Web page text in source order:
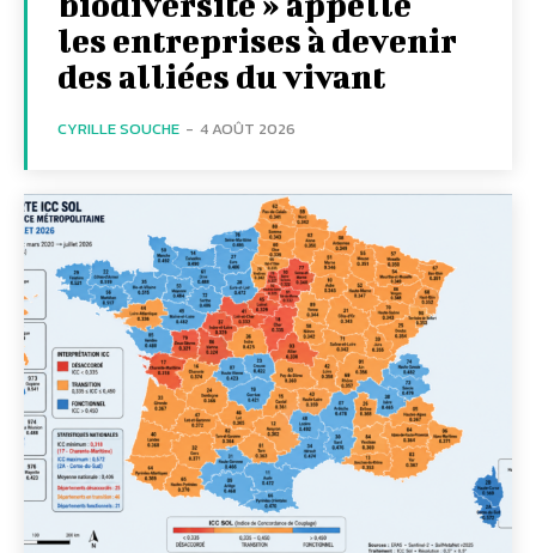
les entreprises à devenir
des alliées du vivant
CYRILLE SOUCHE - 4 AOÛT 2026